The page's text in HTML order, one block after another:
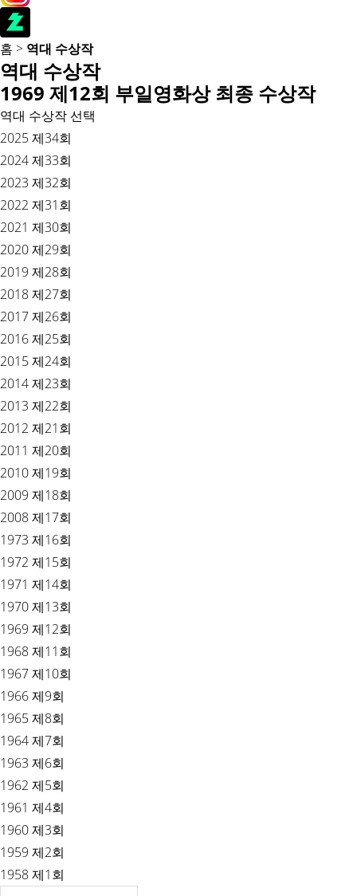
홈 > 역대 수상작
역대 수상작
1969 제12회 부일영화상 최종 수상작
역대 수상작 선택
2025 제34회
2024 제33회
2023 제32회
2022 제31회
2021 제30회
2020 제29회
2019 제28회
2018 제27회
2017 제26회
2016 제25회
2015 제24회
2014 제23회
2013 제22회
2012 제21회
2011 제20회
2010 제19회
2009 제18회
2008 제17회
1973 제16회
1972 제15회
1971 제14회
1970 제13회
1969 제12회
1968 제11회
1967 제10회
1966 제9회
1965 제8회
1964 제7회
1963 제6회
1962 제5회
1961 제4회
1960 제3회
1959 제2회
1958 제1회